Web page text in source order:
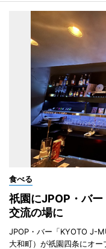
食べる
祇園にJPOP・バ
交流の場に
JPOP・バー「KYOTO J-
大和町）が祇園四条にオー